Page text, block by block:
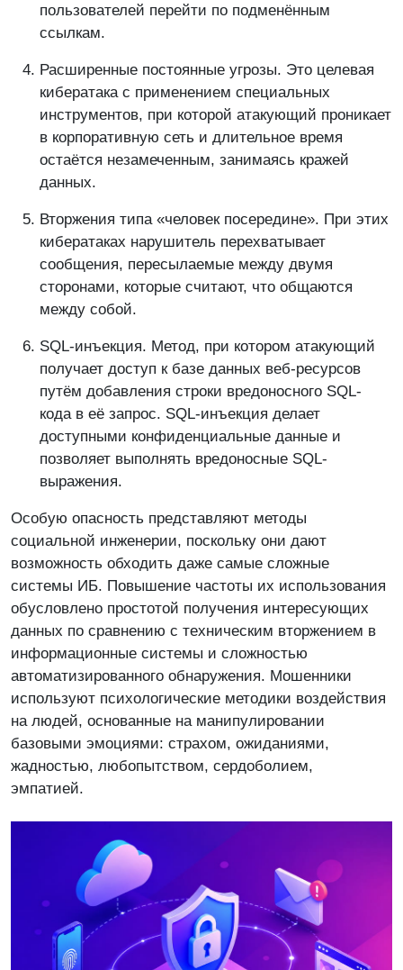
пользователей перейти по подменённым
ссылкам.
Расширенные постоянные угрозы. Это целевая
кибератака с применением специальных
инструментов, при которой атакующий проникает
в корпоративную сеть и длительное время
остаётся незамеченным, занимаясь кражей
данных.
Вторжения типа «человек посередине». При этих
кибератаках нарушитель перехватывает
сообщения, пересылаемые между двумя
сторонами, которые считают, что общаются
между собой.
SQL-инъекция. Метод, при котором атакующий
получает доступ к базе данных веб-ресурсов
путём добавления строки вредоносного SQL-
кода в её запрос. SQL-инъекция делает
доступными конфиденциальные данные и
позволяет выполнять вредоносные SQL-
выражения.
Особую опасность представляют методы
социальной инженерии, поскольку они дают
возможность обходить даже самые сложные
системы ИБ. Повышение частоты их использования
обусловлено простотой получения интересующих
данных по сравнению с техническим вторжением в
информационные системы и сложностью
автоматизированного обнаружения. Мошенники
используют психологические методики воздействия
на людей, основанные на манипулировании
базовыми эмоциями: страхом, ожиданиями,
жадностью, любопытством, сердоболием,
эмпатией.